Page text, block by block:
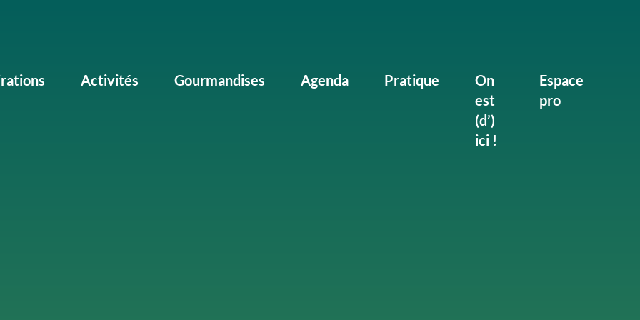
Activités Gourmandises Agenda Pratique
On
est
(d’)
ici !
Espace
pro